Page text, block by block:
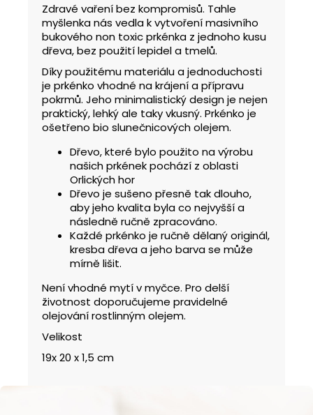
Zdravé vaření bez kompromisů. Tahle
myšlenka nás vedla k vytvoření masivního
bukového non toxic prkénka z jednoho kusu
dřeva, bez použití lepidel a tmelů.
Díky použitému materiálu a jednoduchosti
je prkénko vhodné na krájení a přípravu
pokrmů. Jeho minimalistický design je nejen
praktický, lehký ale taky vkusný. Prkénko je
ošetřeno bio slunečnicových olejem.
Dřevo, které bylo použito na výrobu
našich prkének pochází z oblasti
Orlických hor
Dřevo je sušeno přesně tak dlouho,
aby jeho kvalita byla co nejvyšší a
následně ručně zpracováno.
Každé prkénko je ručně dělaný originál,
kresba dřeva a jeho barva se může
mírně lišit.
Není vhodné mytí v myčce. Pro delší
životnost doporučujeme pravidelné
olejování rostlinným olejem.
Velikost
19x 20 x 1,5 cm